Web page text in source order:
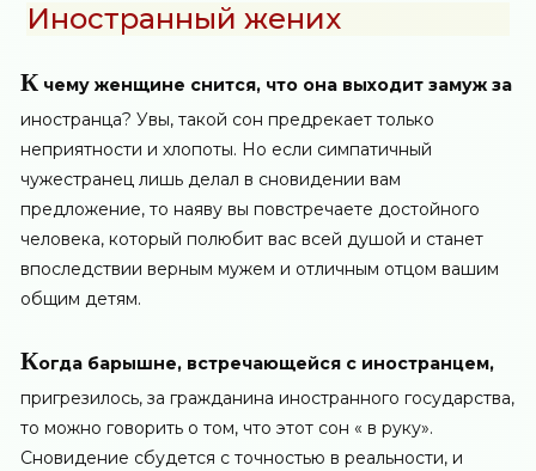
Иностранный жених
К чему женщине снится, что она выходит замуж за
иностранца? Увы, такой сон предрекает только
неприятности и хлопоты. Но если симпатичный
чужестранец лишь делал в сновидении вам
предложение, то наяву вы повстречаете достойного
человека, который полюбит вас всей душой и станет
впоследствии верным мужем и отличным отцом вашим
общим детям.
Когда барышне, встречающейся с иностранцем,
пригрезилось, за гражданина иностранного государства,
то можно говорить о том, что этот сон « в руку».
Сновидение сбудется с точностью в реальности, и